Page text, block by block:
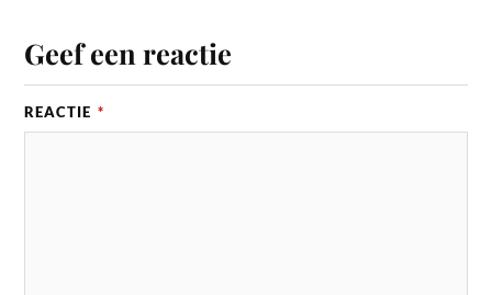
Geef een reactie
REACTIE *